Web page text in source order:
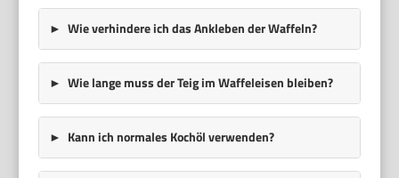
Wie verhindere ich das Ankleben der Waffeln?
Wie lange muss der Teig im Waffeleisen bleiben?
Kann ich normales Kochöl verwenden?